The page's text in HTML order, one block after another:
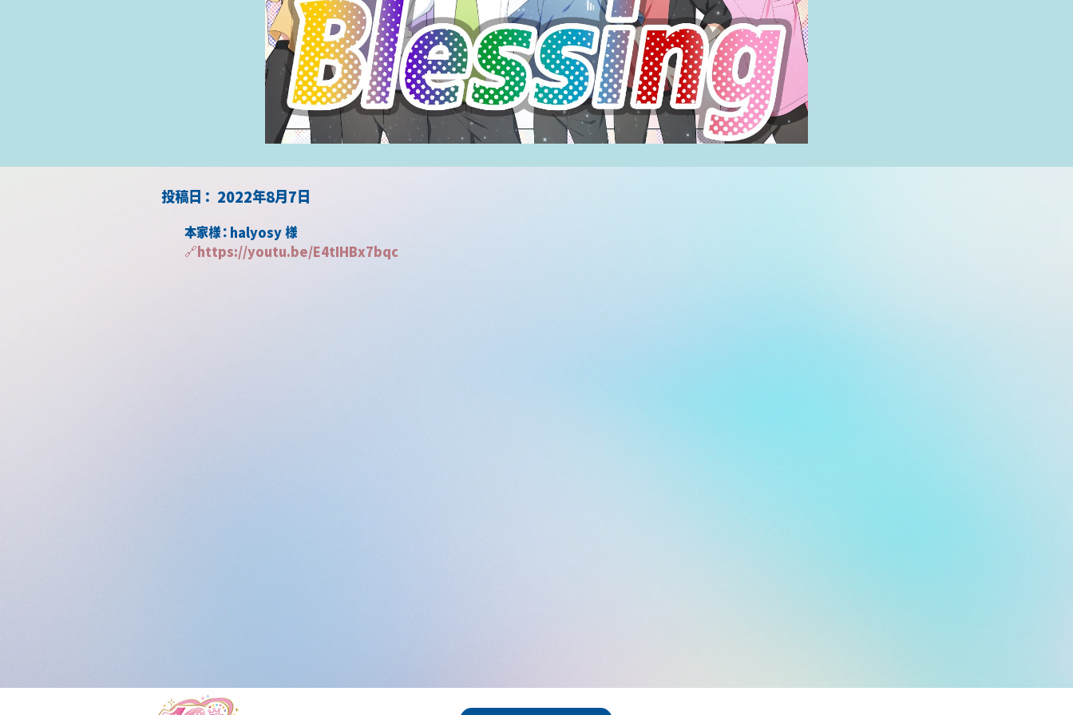
2022年8月7日
​投稿日：
本家様：halyosy 様
🔗https://youtu.be/E4tIHBx7bqc